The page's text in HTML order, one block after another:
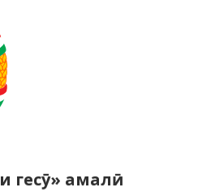
гесӯ» амалӣ